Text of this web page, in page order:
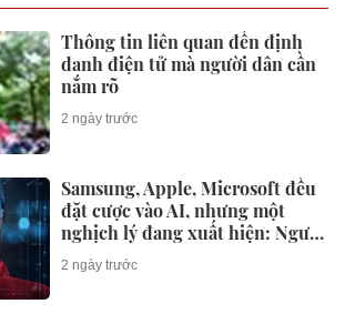
Thông tin liên quan đến định
danh điện tử mà người dân cần
nắm rõ
2 ngày trước
Samsung, Apple, Microsoft đều
đặt cược vào AI, nhưng một
nghịch lý đang xuất hiện: Người
mua không phải lúc nào cũng
dùng
2 ngày trước